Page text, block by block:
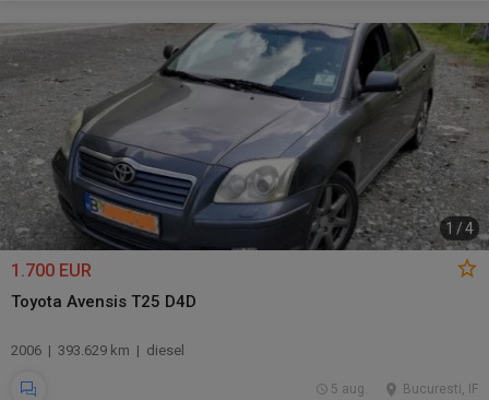
1 /4
1.700 EUR
Toyota Avensis T25 D4D
2006 | 393.629 km | diesel
Bucuresti, IF
5 aug.